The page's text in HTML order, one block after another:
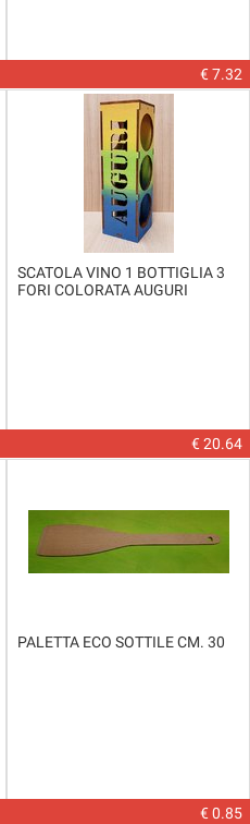
€ 7.32
SCATOLA VINO 1 BOTTIGLIA 3
FORI COLORATA AUGURI
€ 20.64
PALETTA ECO SOTTILE CM. 30
€ 0.85